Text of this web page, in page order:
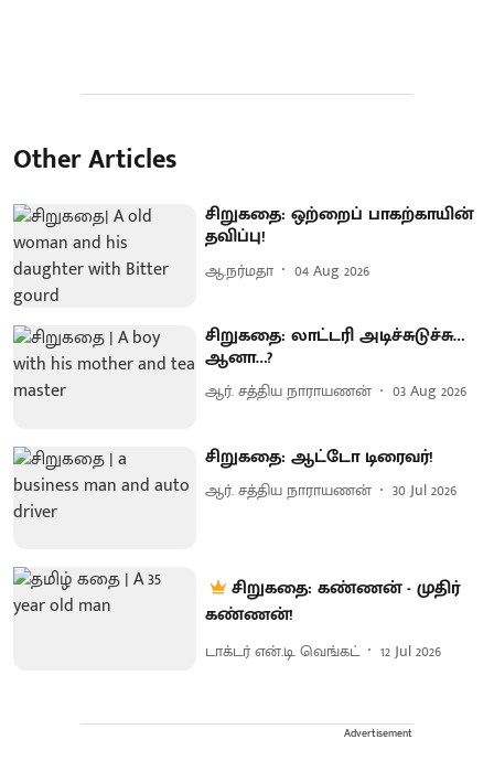
Other Articles
சிறுகதை: ஒற்றைப் பாகற்காயின்
தவிப்பு!
ஆ.நர்மதா 04 Aug 2026
சிறுகதை: லாட்டரி அடிச்சுடுச்சு…
ஆனா…?
ஆர். சத்திய நாராயணன் 03 Aug 2026
சிறுகதை: ஆட்டோ டிரைவர்!
ஆர். சத்திய நாராயணன் 30 Jul 2026
சிறுகதை: கண்ணன் - முதிர்
கண்ணன்!
டாக்டர் என்.டி. வெங்கட் 12 Jul 2026
Advertisement